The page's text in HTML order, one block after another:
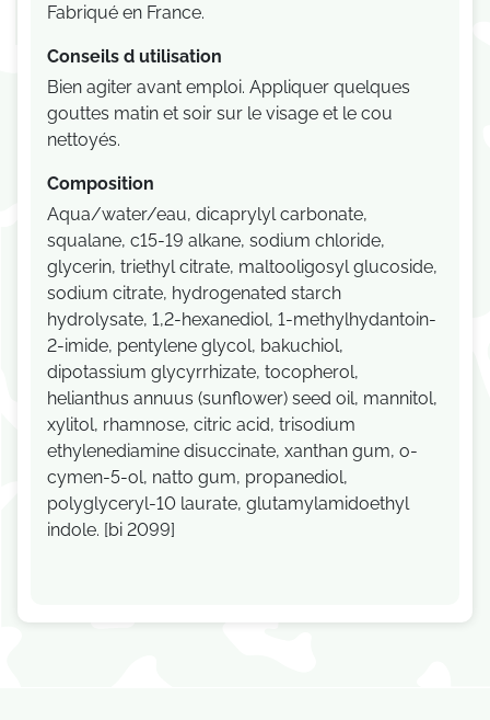
Fabriqué en France.
Conseils d utilisation
Bien agiter avant emploi. Appliquer quelques
gouttes matin et soir sur le visage et le cou
nettoyés.
Composition
Aqua/water/eau, dicaprylyl carbonate,
squalane, c15-19 alkane, sodium chloride,
glycerin, triethyl citrate, maltooligosyl glucoside,
sodium citrate, hydrogenated starch
hydrolysate, 1,2-hexanediol, 1-methylhydantoin-
2-imide, pentylene glycol, bakuchiol,
dipotassium glycyrrhizate, tocopherol,
helianthus annuus (sunflower) seed oil, mannitol,
xylitol, rhamnose, citric acid, trisodium
ethylenediamine disuccinate, xanthan gum, o-
cymen-5-ol, natto gum, propanediol,
polyglyceryl-10 laurate, glutamylamidoethyl
indole. [bi 2099]